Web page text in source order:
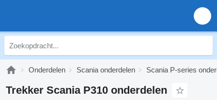
Onderdelen Scania onderdelen Scania P-series
Trekker Scania P310 onderdelen